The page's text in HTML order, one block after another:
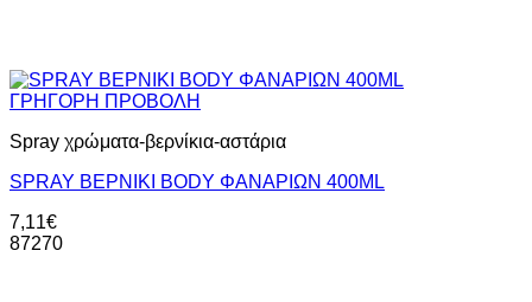
ΓΡΗΓΟΡΗ ΠΡΟΒΟΛΗ
Spray χρώματα-βερνίκια-αστάρια
SPRAY ΒΕΡΝΙΚΙ ΒODY ΦΑΝΑΡΙΩΝ 400ML
7,11€
87270